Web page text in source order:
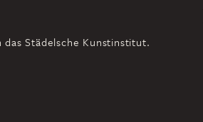
Städelsche Kunstinstitut.